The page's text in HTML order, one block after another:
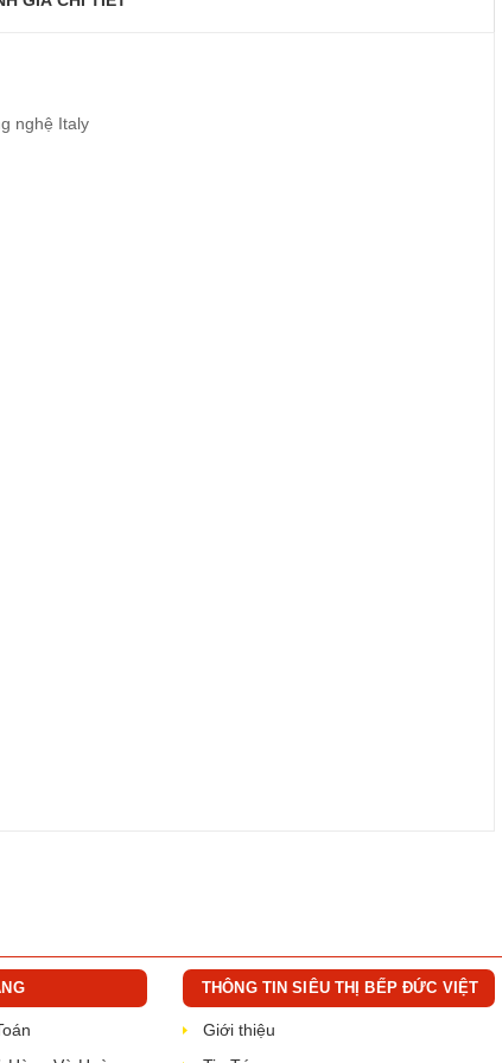
nghệ Italy
THÔNG TIN SIÊU THỊ BẾP ĐỨC VIỆT
Giới thiệu